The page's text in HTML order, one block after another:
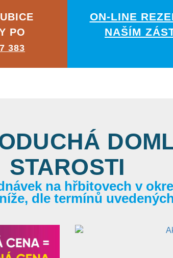
PO
383
ON-LINE
NAŠÍM
STAROSTI
na hřbitovech v
dle termínů